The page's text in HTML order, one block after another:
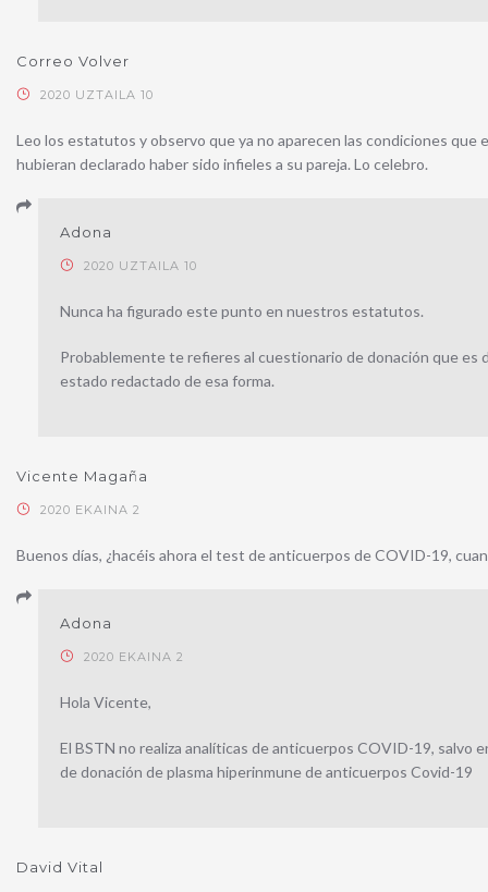
Correo Volver
2020 UZTAILA 10
Leo los estatutos y observo que ya no aparecen las condiciones
hubieran declarado haber sido infieles a su pareja. Lo celebro.
Adona
2020 UZTAILA 10
Nunca ha figurado este punto en nuestros estatutos.
Probablemente te refieres al cuestionario de donación que es
estado redactado de esa forma.
Vicente Magaña
2020 EKAINA 2
Buenos días, ¿hacéis ahora el test de anticuerpos de COVID-19,
Adona
2020 EKAINA 2
Hola Vicente,
El BSTN no realiza analíticas de anticuerpos COVID-19, salvo
de donación de plasma hiperinmune de anticuerpos Covid-19
David Vital